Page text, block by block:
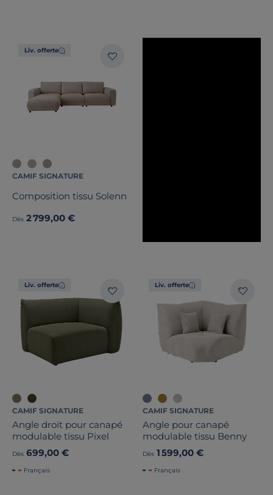
Liv. offerte
CAMIF SIGNATURE
Composition tissu Solenn
Dès 2 799,00 €
Liv. offerte
CAMIF SIGNATURE
Angle droit pour canapé
modulable tissu Pixel
Dès 699,00 €
Français
Liv. offerte
CAMIF SIGNATURE
Angle pour canapé
modulable tissu Benny
Dès 1 599,00 €
Français